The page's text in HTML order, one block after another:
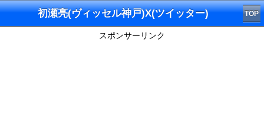
初瀬亮(ヴィッセル神戸)X(ツイッター) TOP
スポンサーリンク